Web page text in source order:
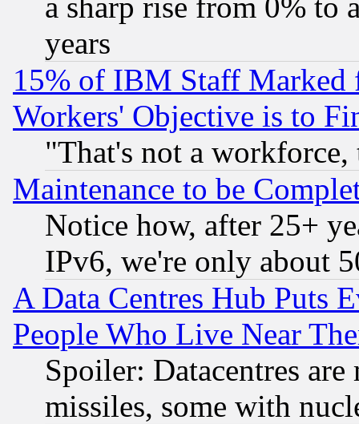
years
15% of IBM Staff
Workers' Objective is to
"That's not a
Maintenance to be
Notice how, after 25+
IPv6, we're only about
A Data Centres Hub Puts
People Who Live Near
Spoiler: Datacentres
missiles, some with